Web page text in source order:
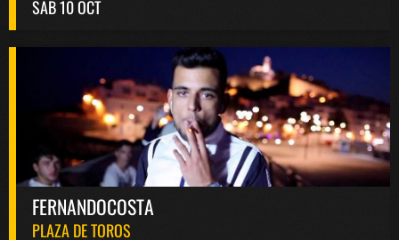
SAB 10 OCT
FERNANDOCOSTA
PLAZA DE TOROS